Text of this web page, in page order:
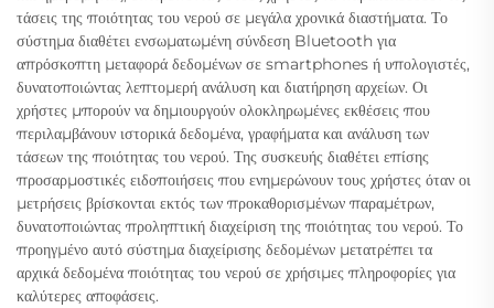
τάσεις της ποιότητας του νερού σε μεγάλα χρονικά διαστήματα. Το
σύστημα διαθέτει ενσωματωμένη σύνδεση Bluetooth για
απρόσκοπτη μεταφορά δεδομένων σε smartphones ή υπολογιστές,
δυνατοποιώντας λεπτομερή ανάλυση και διατήρηση αρχείων. Οι
χρήστες μπορούν να δημιουργούν ολοκληρωμένες εκθέσεις που
περιλαμβάνουν ιστορικά δεδομένα, γραφήματα και ανάλυση των
τάσεων της ποιότητας του νερού. Της συσκευής διαθέτει επίσης
προσαρμοστικές ειδοποιήσεις που ενημερώνουν τους χρήστες όταν οι
μετρήσεις βρίσκονται εκτός των προκαθορισμένων παραμέτρων,
δυνατοποιώντας προληπτική διαχείριση της ποιότητας του νερού. Το
προηγμένο αυτό σύστημα διαχείρισης δεδομένων μετατρέπει τα
αρχικά δεδομένα ποιότητας του νερού σε χρήσιμες πληροφορίες για
καλύτερες αποφάσεις.